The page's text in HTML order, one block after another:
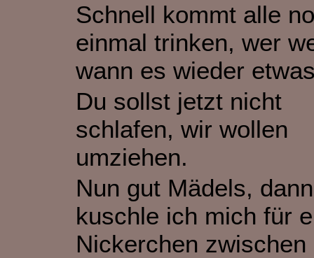
Schnell kommt alle
einmal trinken, wer
wann es wieder
Du sollst jetzt nicht
schlafen, wir wollen
umziehen.
Nun gut Mädels, dann
kuschle ich mich für
Nickerchen zwischen